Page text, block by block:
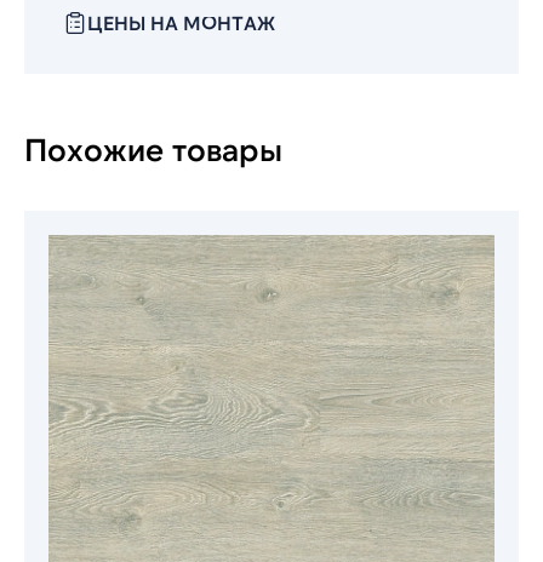
ЦЕНЫ НА МОНТАЖ
Похожие товары